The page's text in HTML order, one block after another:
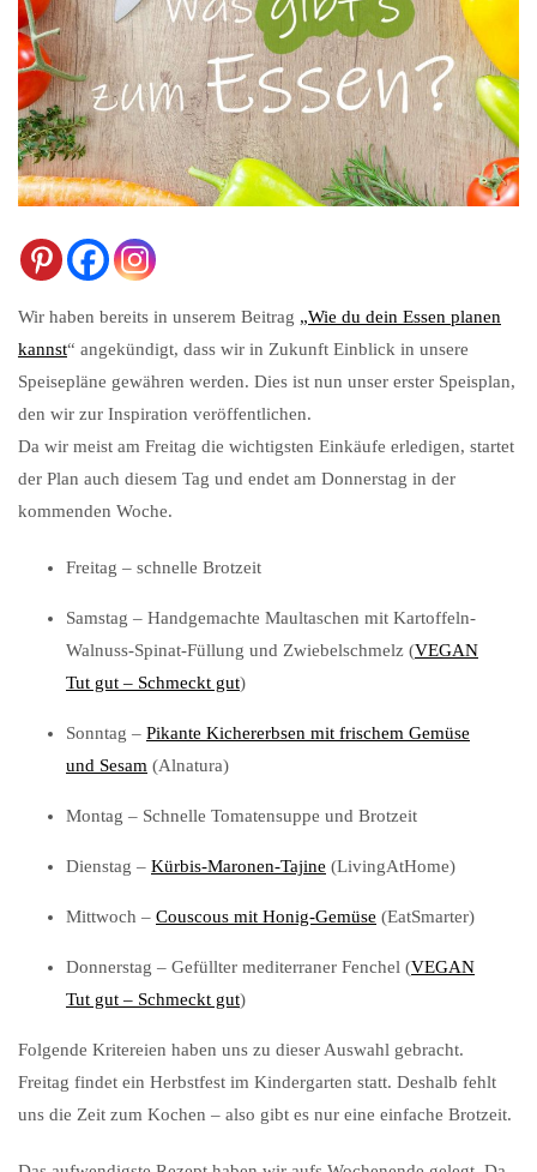
Wir haben bereits in unserem Beitrag „Wie du dein Essen planen
kannst“ angekündigt, dass wir in Zukunft Einblick in unsere
Speisepläne gewähren werden. Dies ist nun unser erster Speisplan,
den wir zur Inspiration veröffentlichen.
Da wir meist am Freitag die wichtigsten Einkäufe erledigen, startet
der Plan auch diesem Tag und endet am Donnerstag in der
kommenden Woche.
Freitag – schnelle Brotzeit
Samstag – Handgemachte Maultaschen mit Kartoffeln-
Walnuss-Spinat-Füllung und Zwiebelschmelz (VEGAN
Tut gut – Schmeckt gut)
Sonntag – Pikante Kichererbsen mit frischem Gemüse
und Sesam (Alnatura)
Montag – Schnelle Tomatensuppe und Brotzeit
Dienstag – Kürbis-Maronen-Tajine (LivingAtHome)
Mittwoch – Couscous mit Honig-Gemüse (EatSmarter)
Donnerstag – Gefüllter mediterraner Fenchel (VEGAN
Tut gut – Schmeckt gut)
Folgende Kritereien haben uns zu dieser Auswahl gebracht.
Freitag findet ein Herbstfest im Kindergarten statt. Deshalb fehlt
uns die Zeit zum Kochen – also gibt es nur eine einfache Brotzeit.